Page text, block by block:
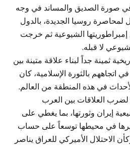
في صورة الصديق والمساند في وجه
لمحاصرة روسيا الجديدة، بالدول
الشيوعية ثم خرجت
لا قبله.
ثمينة جداً لبناء علاقة متينة بين
في اتجاههم بالثورة الإسلامية، كان
في هذه المنطقة من العالم.
العلاقات بين العرب
إيران وثورتها، بما يغطي على
في محيطها توسعاً على حساب
الاحتلال الأميركي للعراق يناصر